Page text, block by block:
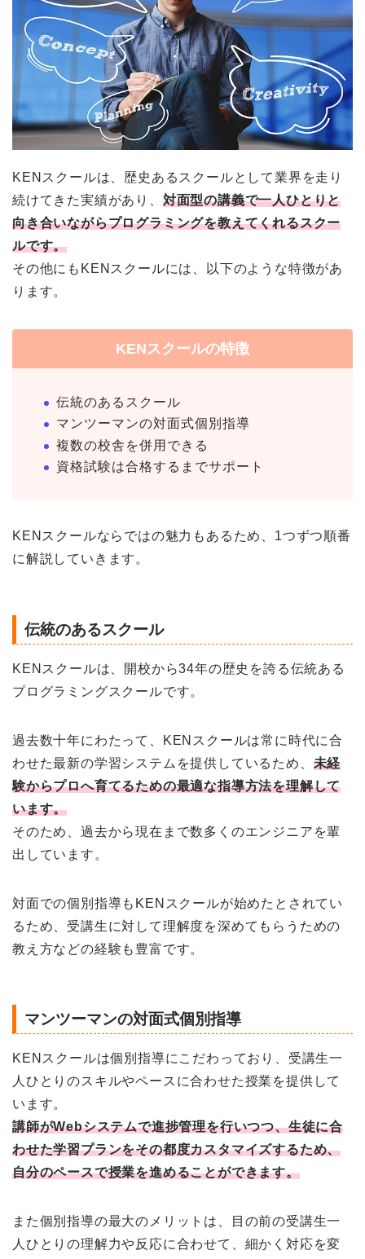
KENスクールは、歴史あるスクールとして業界を走り
続けてきた実績があり、 対面型の講義で一人ひとりと
向き合いながらプログラミングを教えてくれるスクー
ルです。
その他にもKENスクールには、以下のような特徴があ
ります。
KENスクールの特徴
伝統のあるスクール
マンツーマンの対面式個別指導
複数の校舎を併用できる
資格試験は合格するまでサポート
KENスクールならではの魅力もあるため、1つずつ順番
に解説していきます。
伝統のあるスクール
KENスクールは、開校から34年の歴史を誇る伝統ある
プログラミングスクールです。
過去数十年にわたって、KENスクールは常に時代に合
わせた最新の学習システムを提供しているため、 未経
験からプロへ育てるための最適な指導方法を理解して
います。
そのため、過去から現在まで数多くのエンジニアを輩
出しています。
対面での個別指導もKENスクールが始めたとされてい
るため、受講生に対して理解度を深めてもらうための
教え方などの経験も豊富です。
マンツーマンの対面式個別指導
KENスクールは個別指導にこだわっており、受講生一
人ひとりのスキルやペースに合わせた授業を提供して
います。
講師がWebシステムで進捗管理を行いつつ、生徒に合
わせた学習プランをその都度カスタマイズするため、
自分のペースで授業を進めることができます。
また個別指導の最大のメリットは、目の前の受講生一
人ひとりの理解力や反応に合わせて、細かく対応を変